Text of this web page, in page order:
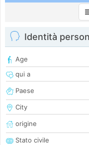
Identità
Age
qui a
Paese
City
origine
Stato civile